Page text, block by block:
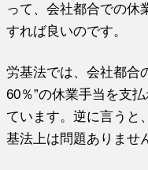
って、会社都合での休
すれば良いのです。
労基法では、会社都合
60％”の休業手当を支
ています。逆に言うと
基法上は問題ありませ